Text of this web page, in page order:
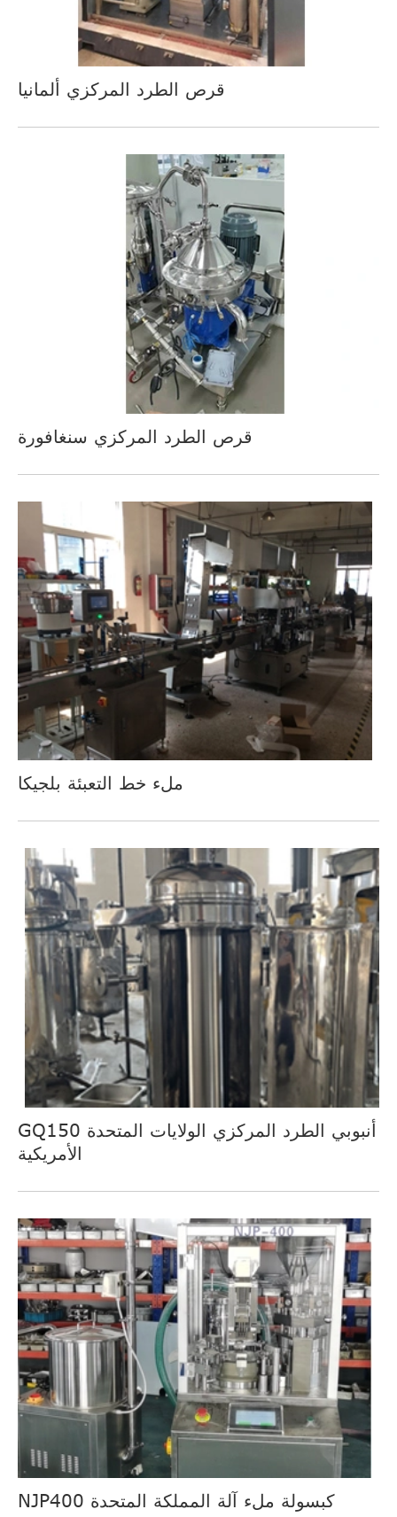
قرص الطرد المركزي ألمانيا
قرص الطرد المركزي سنغافورة
ملء خط التعبئة بلجيكا
GQ150 أنبوبي الطرد المركزي الولايات المتحدة
الأمريكية
NJP400 كبسولة ملء آلة المملكة المتحدة